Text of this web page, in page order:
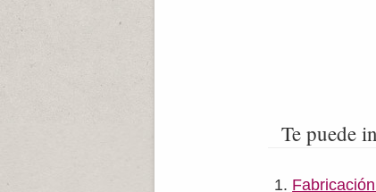
Te puede